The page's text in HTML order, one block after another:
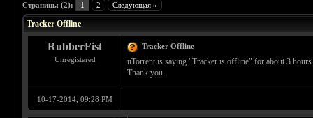
Страницы (2): 1 2 Следующая »
Tracker Offline
RubberFist
Unregistered
Tracker Offline
uTorrent is saying "Tracker is offline" for about 3
Thank you.
10-17-2014, 09:28 PM